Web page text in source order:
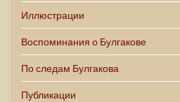
Иллюстрации
Воспоминания о Булгакове
По следам Булгакова
Публикации